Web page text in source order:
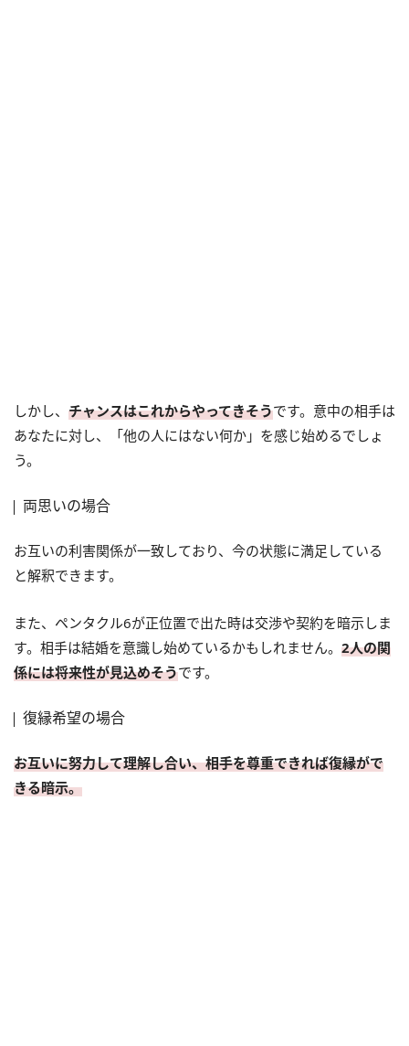
しかし、 チャンスはこれからやってきそうです。意中の相手は
あなたに対し、「他の人にはない何か」を感じ始めるでしょ
う。
両思いの場合
お互いの利害関係が一致しており、今の状態に満足している
と解釈できます。
また、ペンタクル6が正位置で出た時は交渉や契約を暗示しま
す。相手は結婚を意識し始めているかもしれません。 2人の関
係には将来性が見込めそうです。
復縁希望の場合
お互いに努力して理解し合い、相手を尊重できれば復縁がで
きる暗示。